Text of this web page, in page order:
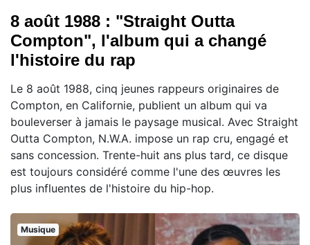
8 août 1988 : "Straight Outta
Compton", l'album qui a changé
l'histoire du rap
Le 8 août 1988, cinq jeunes rappeurs originaires de
Compton, en Californie, publient un album qui va
bouleverser à jamais le paysage musical. Avec Straight
Outta Compton, N.W.A. impose un rap cru, engagé et
sans concession. Trente-huit ans plus tard, ce disque
est toujours considéré comme l'une des œuvres les
plus influentes de l'histoire du hip-hop.
Musique